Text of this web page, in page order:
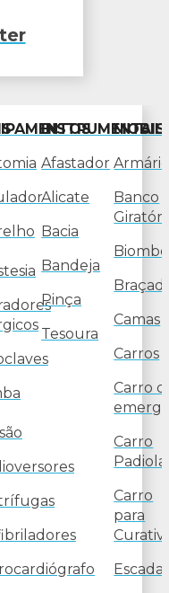
INSTRUMENTAIS
Afastador
Alicate
Bacia
Bandeja
Pinça
Tesoura
Banco
Camas
Carros
Carro
Carro
Padiola
Carro
para